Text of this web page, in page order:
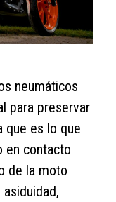
neumáticos
para preservar
que es lo que
en contacto
de la moto